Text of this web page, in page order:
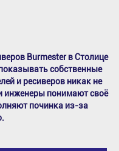
Burmester в Столице
собственные
и ресиверов никак не
инженеры понимают своё
починка из-за